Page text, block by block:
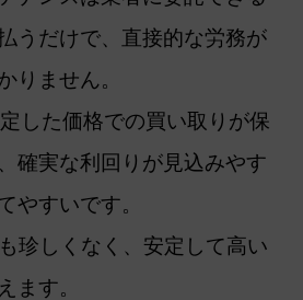
うだけで、直接的な労務が
りません。
した価格での買い取りが保
確実な利回りが見込みやす
やすいです。
珍しくなく、安定して高い
ます。